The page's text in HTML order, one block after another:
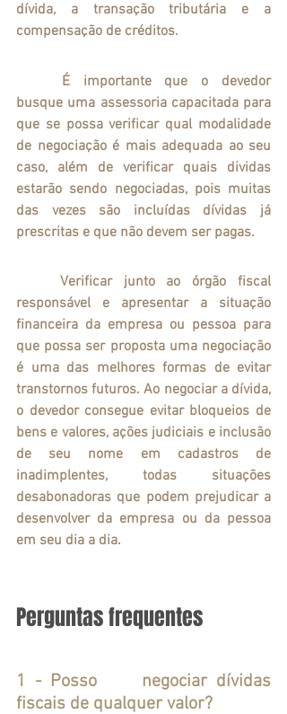
dívida, a transação tributária e a
compensação de créditos.
busque uma assessoria capacitada para
que se possa verificar qual modalidade
de negociação é mais adequada ao seu
caso, além de verificar quais dividas
estarão sendo negociadas, pois muitas
das vezes são incluídas dívidas já
prescritas e que não devem ser pagas.
responsável e apresentar a situação
financeira da empresa ou pessoa para
que possa ser proposta uma negociação
é uma das melhores formas de evitar
transtornos futuros. Ao negociar a dívida,
o devedor consegue evitar bloqueios de
bens e valores, ações judiciais e inclusão
de seu nome em cadastros de
inadimplentes, todas situações
desabonadoras que podem prejudicar a
desenvolver da empresa ou da pessoa
em seu dia a dia.
Perguntas frequentes
1 - Posso 	negociar dívidas
fiscais de qualquer valor?